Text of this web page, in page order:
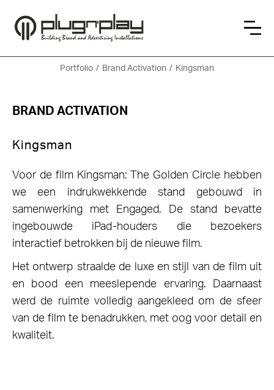
Portfolio / Brand Activation / Kingsman
BRAND ACTIVATION
Kingsman
Voor de film Kingsman: The Golden Circle hebben
we een indrukwekkende stand gebouwd in
samenwerking met Engaged. De stand bevatte
ingebouwde iPad-houders die bezoekers
interactief betrokken bij de nieuwe film.
Het ontwerp straalde de luxe en stijl van de film uit
en bood een meeslepende ervaring. Daarnaast
werd de ruimte volledig aangekleed om de sfeer
van de film te benadrukken, met oog voor detail en
kwaliteit.